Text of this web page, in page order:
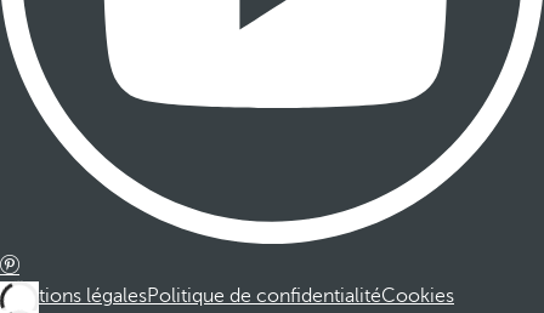
Mentions légalesPolitique de confidentialitéCookies